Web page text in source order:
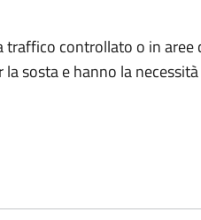
controllato o in aree
sosta e hanno la